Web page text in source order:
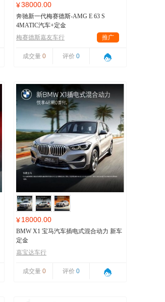
¥38000.00
奔驰新一代梅赛德斯-AMG E 63 S
4MATIC汽车+定金
梅赛德斯嘉友车行
推广
成交量 0 评价 0
¥18000.00
BMW X1 宝马汽车插电式混合动力 新车
定金
嘉宝达车行
成交量 0 评价 0